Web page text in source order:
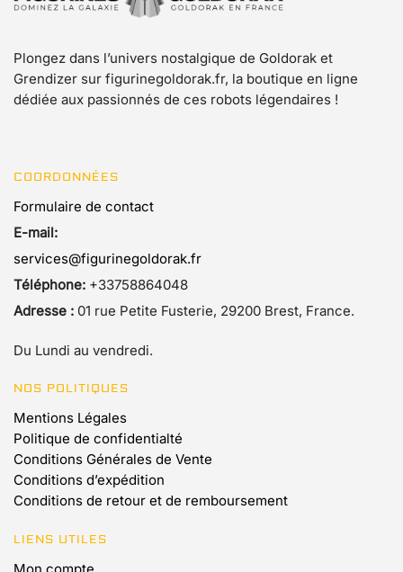
Plongez dans l’univers nostalgique de Goldorak et
Grendizer sur figurinegoldorak.fr, la boutique en ligne
dédiée aux passionnés de ces robots légendaires !
COORDONNÉES
Formulaire de contact
E-mail:
services@figurinegoldorak.fr
Téléphone: +33758864048
Adresse : 01 rue Petite Fusterie, 29200 Brest, France.
Du Lundi au vendredi.
NOS POLITIQUES
Mentions Légales
Politique de confidentialté
Conditions Générales de Vente
Conditions d’expédition
Conditions de retour et de remboursement
LIENS UTILES
Mon compte